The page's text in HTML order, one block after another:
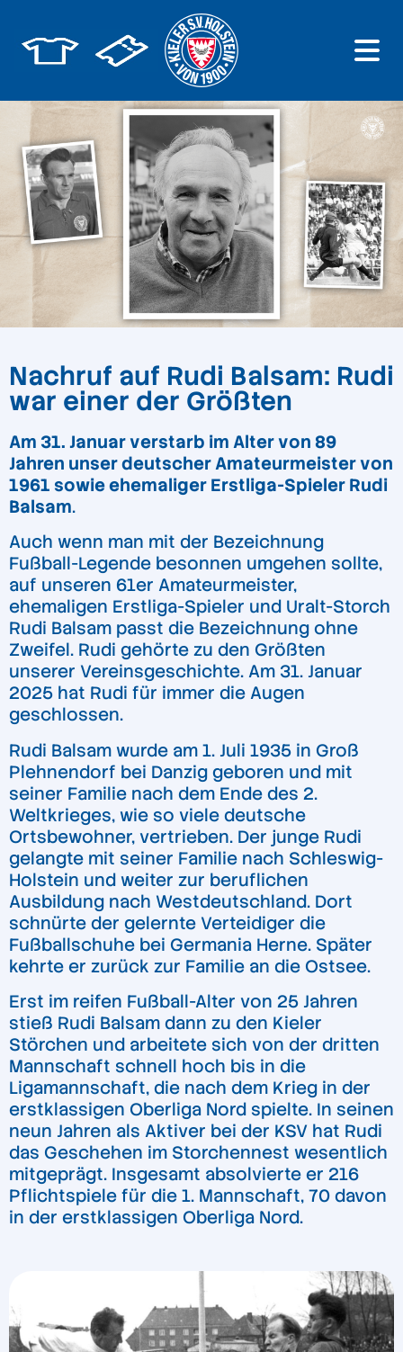
Nachruf auf Rudi Balsam: Rudi
war einer der Größten
Am 31. Januar verstarb im Alter von 89
Jahren unser deutscher Amateurmeister von
1961 sowie ehemaliger Erstliga-Spieler Rudi
Balsam.
Auch wenn man mit der Bezeichnung
Fußball-Legende besonnen umgehen sollte,
auf unseren 61er Amateurmeister,
ehemaligen Erstliga-Spieler und Uralt-Storch
Rudi Balsam passt die Bezeichnung ohne
Zweifel. Rudi gehörte zu den Größten
unserer Vereinsgeschichte. Am 31. Januar
2025 hat Rudi für immer die Augen
geschlossen.
Rudi Balsam wurde am 1. Juli 1935 in Groß
Plehnendorf bei Danzig geboren und mit
seiner Familie nach dem Ende des 2.
Weltkrieges, wie so viele deutsche
Ortsbewohner, vertrieben. Der junge Rudi
gelangte mit seiner Familie nach Schleswig-
Holstein und weiter zur beruflichen
Ausbildung nach Westdeutschland. Dort
schnürte der gelernte Verteidiger die
Fußballschuhe bei Germania Herne. Später
kehrte er zurück zur Familie an die Ostsee.
Erst im reifen Fußball-Alter von 25 Jahren
stieß Rudi Balsam dann zu den Kieler
Störchen und arbeitete sich von der dritten
Mannschaft schnell hoch bis in die
Ligamannschaft, die nach dem Krieg in der
erstklassigen Oberliga Nord spielte. In seinen
neun Jahren als Aktiver bei der KSV hat Rudi
das Geschehen im Storchennest wesentlich
mitgeprägt. Insgesamt absolvierte er 216
Pflichtspiele für die 1. Mannschaft, 70 davon
in der erstklassigen Oberliga Nord.